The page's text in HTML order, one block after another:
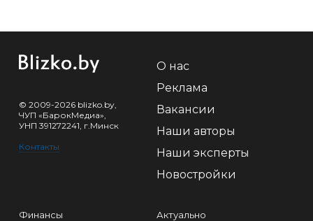
© 2009-2026 blizko.by,
ЧУП «БарокМедиа»,
УНП 391272241, г.Минск
Контакты
О нас
Реклама
Вакансии
Наши авторы
Наши эксперты
Новостройки
Финансы
Актуально